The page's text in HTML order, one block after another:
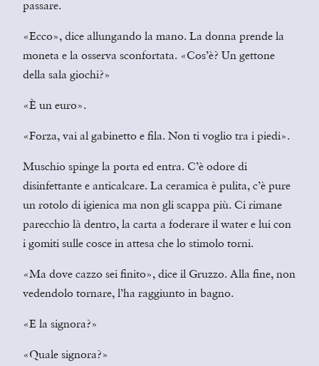
passare.
«Ecco», dice allungando la mano. La donna prende la
moneta e la osserva sconfortata. «Cos’è? Un gettone
della sala giochi?»
«È un euro».
«Forza, vai al gabinetto e fila. Non ti voglio tra i piedi».
Muschio spinge la porta ed entra. C’è odore di
disinfettante e anticalcare. La ceramica è pulita, c’è pure
un rotolo di igienica ma non gli scappa più. Ci rimane
parecchio là dentro, la carta a foderare il water e lui con
i gomiti sulle cosce in attesa che lo stimolo torni.
«Ma dove cazzo sei finito», dice il Gruzzo. Alla fine, non
vedendolo tornare, l’ha raggiunto in bagno.
«E la signora?»
«Quale signora?»